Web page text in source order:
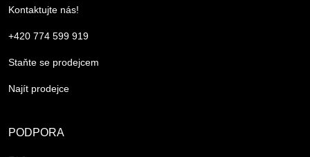
Kontaktujte nás!
+420 774 599 919
Staňte se prodejcem
Najít prodejce
PODPORA